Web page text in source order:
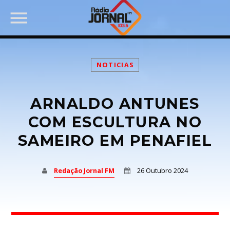
PARTILHAR:
NOTICIAS
ARNALDO ANTUNES
COM ESCULTURA NO
SAMEIRO EM PENAFIEL
Redação Jornal FM 26 Outubro 2024